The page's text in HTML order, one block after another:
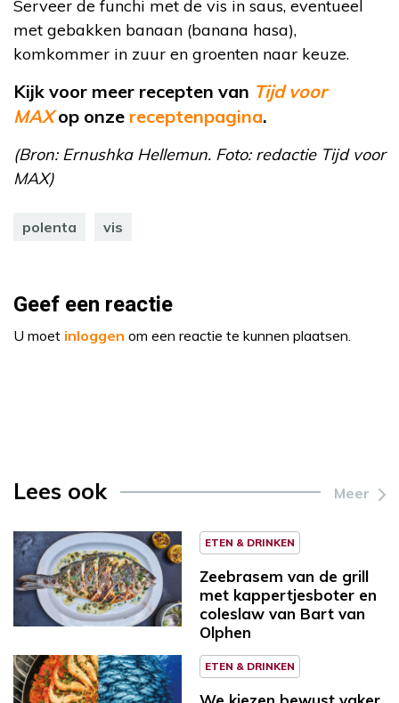
Serveer de funchi met de vis in saus, eventueel
met gebakken banaan (banana hasa),
komkommer in zuur en groenten naar keuze.
Kijk voor meer recepten van Tijd voor
MAXop onze receptenpagina.
(Bron: Ernushka Hellemun. Foto: redactie Tijd voor
MAX)
polenta vis
Geef een reactie
U moet inloggen om een reactie te kunnen plaatsen.
Lees ook Meer
ETEN & DRINKEN
Zeebrasem van de grill
met kappertjesboter en
coleslaw van Bart van
Olphen
ETEN & DRINKEN